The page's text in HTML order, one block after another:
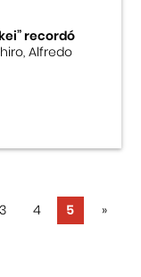
recordó
Alfredo
3 4 5 »